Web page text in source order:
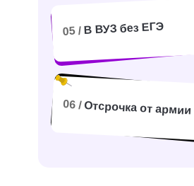
05 / В ВУЗ без ЕГЭ
06 / Отсрочка от армии